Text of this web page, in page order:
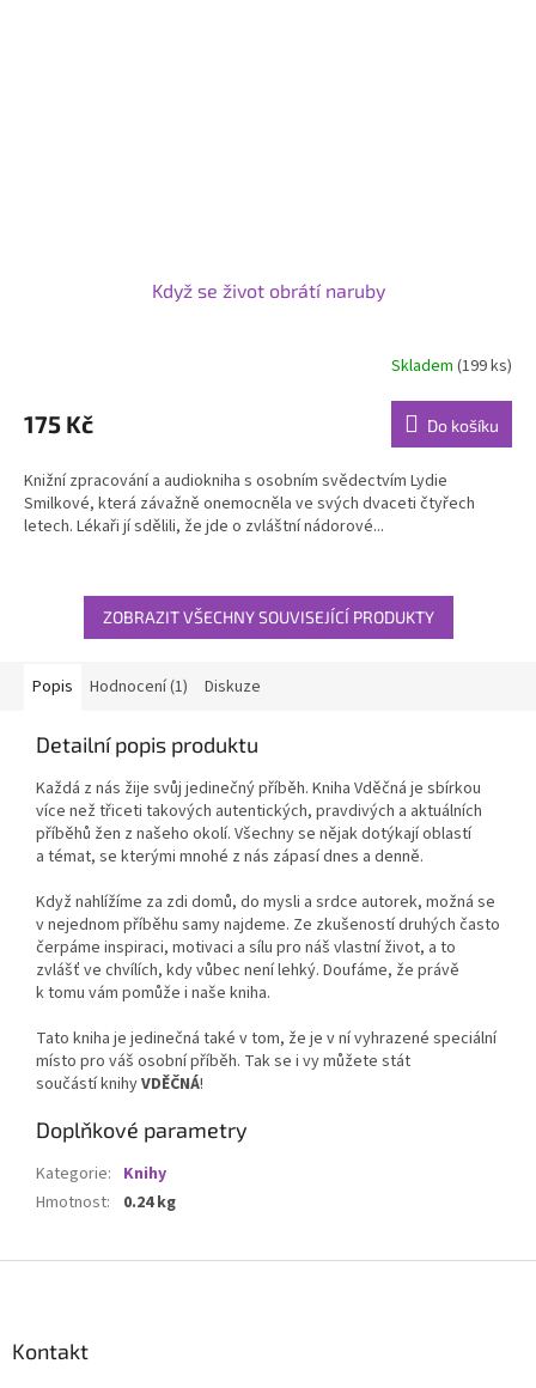
Když se život obrátí naruby
produktu
je
z
5
hvězdiček.
Skladem(199 ks)
175 Kč Do košíku
Knižní zpracování a audiokniha s osobním svědectvím Lydie
Smilkové, která závažně onemocněla ve svých dvaceti čtyřech
letech. Lékaři jí sdělili, že jde o zvláštní nádorové...
ZOBRAZIT VŠECHNY SOUVISEJÍCÍ PRODUKTY
Popis Hodnocení (1) Diskuze
Detailní popis produktu
Každá z nás žije svůj jedinečný příběh. Kniha Vděčná je sbírkou
více než třiceti takových autentických, pravdivých a aktuálních
příběhů žen z našeho okolí. Všechny se nějak dotýkají oblastí
a témat, se kterými mnohé z nás zápasí dnes a denně.
Když nahlížíme za zdi domů, do mysli a srdce autorek, možná se
v nejednom příběhu samy najdeme. Ze zkušeností druhých často
čerpáme inspiraci, motivaci a sílu pro náš vlastní život, a to
zvlášť ve chvílích, kdy vůbec není lehký. Doufáme, že právě
k tomu vám pomůže i naše kniha.
Tato kniha je jedinečná také v tom, že je v ní vyhrazené speciální
místo pro váš osobní příběh. Tak se i vy můžete stát
součástí knihyVDĚČNÁ!
Doplňkové parametry
Kategorie: Knihy
Hmotnost: 0.24 kg
Kontakt